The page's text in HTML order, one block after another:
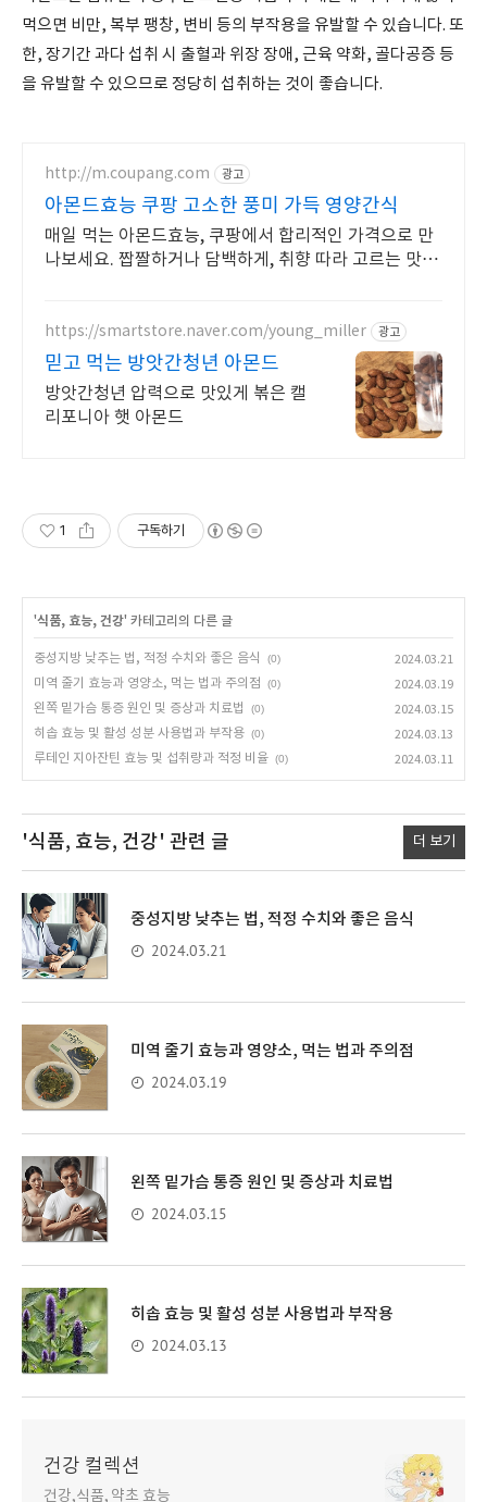
먹으면 비만, 복부 팽창, 변비 등의 부작용을 유발할 수 있습니다. 또
한, 장기간 과다 섭취 시 출혈과 위장 장애, 근육 약화, 골다공증 등
을 유발할 수 있으므로 정당히 섭취하는 것이 좋습니다.
http://m.coupang.com 광고
아몬드효능 쿠팡 고소한 풍미 가득 영양간식
매일 먹는 아몬드효능, 쿠팡에서 합리적인 가격으로 만
나보세요. 짭짤하거나 담백하게, 취향 따라 고르는 맛있
https://smartstore.naver.com/young_miller 광고
믿고 먹는 방앗간청년 아몬드
방앗간청년 압력으로 맛있게 볶은 캘
리포니아 햇 아몬드
1 구독하기
'식품, 효능, 건강' 카테고리의 다른 글
중성지방 낮추는 법, 적정 수치와 좋은 음식 (0)
2024.03.21
미역 줄기 효능과 영양소, 먹는 법과 주의점
(0)
2024.03.19
왼쪽 밑가슴 통증 원인 및 증상과 치료법
(0)
2024.03.15
히솝 효능 및 활성 성분 사용법과 부작용 (0)
2024.03.13
루테인 지아잔틴 효능 및 섭취량과 적정 비율 (0) 2024.03.11
'식품, 효능, 건강' 관련 글 더 보기
중성지방 낮추는 법, 적정 수치와 좋은 음식
2024.03.21
미역 줄기 효능과 영양소, 먹는 법과 주의점
2024.03.19
왼쪽 밑가슴 통증 원인 및 증상과 치료법
2024.03.15
히솝 효능 및 활성 성분 사용법과 부작용
2024.03.13
건강 컬렉션
건강,식품, 약초 효능